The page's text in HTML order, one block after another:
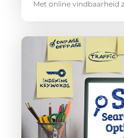
Met online vindbaarheid